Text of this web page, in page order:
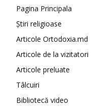
Pagina Principala
Știri religioase
Articole Ortodoxia.md
Articole de la vizitatori
Articole preluate
Tâlcuiri
Bibliotecă video